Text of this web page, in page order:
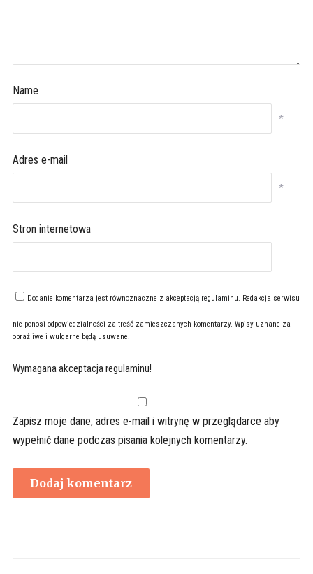
Name
*
Adres e-mail
*
Stron internetowa
Dodanie komentarza jest równoznaczne z akceptacją regulaminu. Redakcja serwisu
nie ponosi odpowiedzialności za treść zamieszczanych komentarzy. Wpisy uznane za
obraźliwe i wulgarne będą usuwane.
Wymagana akceptacja regulaminu!
Zapisz moje dane, adres e-mail i witrynę w przeglądarce aby
wypełnić dane podczas pisania kolejnych komentarzy.